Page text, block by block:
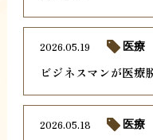
ビジネスマンが医療
2026.05.19 医療
2026.05.18 医療